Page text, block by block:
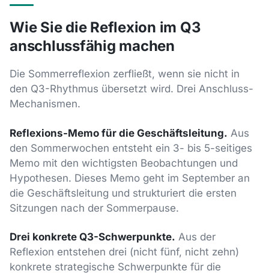
Wie Sie die Reflexion im Q3
anschlussfähig machen
Die Sommerreflexion zerfließt, wenn sie nicht in
den Q3-Rhythmus übersetzt wird. Drei Anschluss-
Mechanismen.
Reflexions-Memo für die Geschäftsleitung. Aus
den Sommerwochen entsteht ein 3- bis 5-seitiges
Memo mit den wichtigsten Beobachtungen und
Hypothesen. Dieses Memo geht im September an
die Geschäftsleitung und strukturiert die ersten
Sitzungen nach der Sommerpause.
Drei konkrete Q3-Schwerpunkte. Aus der
Reflexion entstehen drei (nicht fünf, nicht zehn)
konkrete strategische Schwerpunkte für die